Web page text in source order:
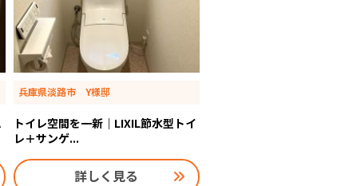
兵庫県淡路市 Y様邸
トイレ空間を一新｜LIXIL節水型トイ
レ＋サンゲ...
詳しく見る